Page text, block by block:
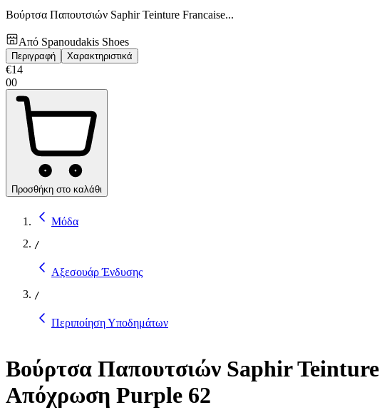
Βούρτσα Παπουτσιών Saphir Teinture Francaise...
Από Spanoudakis Shoes
Περιγραφή Χαρακτηριστικά
€14
00
Προσθήκη στο καλάθι
Μόδα
/
Αξεσουάρ Ένδυσης
/
Περιποίηση Υποδημάτων
Βούρτσα Παπουτσιών Saphir
Απόχρωση Purple 62